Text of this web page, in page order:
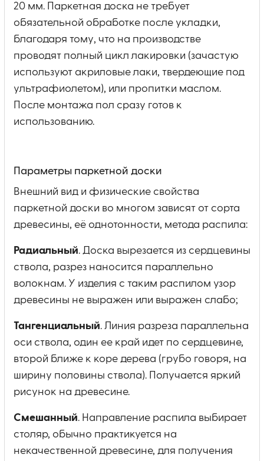
20 мм. Паркетная доска не требует
обязательной обработке после укладки,
благодаря тому, что на производстве
проводят полный цикл лакировки (зачастую
используют акриловые лаки, твердеющие под
ультрафиолетом), или пропитки маслом.
После монтажа пол сразу готов к
использованию.
Параметры паркетной доски
Внешний вид и физические свойства
паркетной доски во многом зависят от сорта
древесины, её однотонности, метода распила:
Радиальный. Доска вырезается из сердцевины
ствола, разрез наносится параллельно
волокнам. У изделия с таким распилом узор
древесины не выражен или выражен слабо;
Тангенциальный. Линия разреза параллельна
оси ствола, один ее край идет по сердцевине,
второй ближе к коре дерева (грубо говоря, на
ширину половины ствола). Получается яркий
рисунок на древесине.
Смешанный. Направление распила выбирает
столяр, обычно практикуется на
некачественной древесине, для получения